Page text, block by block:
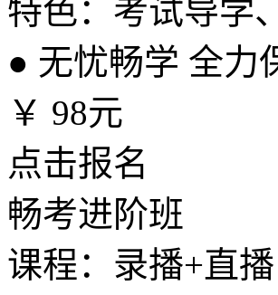
特色：考试导学
● 无忧畅学 全力
￥ 98元
点击报名
畅考进阶班
课程：录播+直播